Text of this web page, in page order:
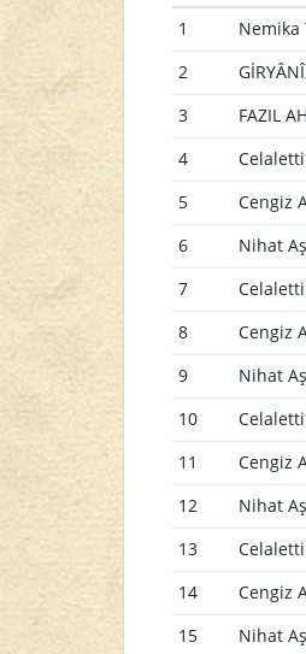
1
Nemika
2
3 FAZIL
4
5 Cengiz
6 Nihat
7
8 Cengiz
9 Nihat
10
11 Cengiz
12 Nihat
13
14 Cengiz
15 Nihat